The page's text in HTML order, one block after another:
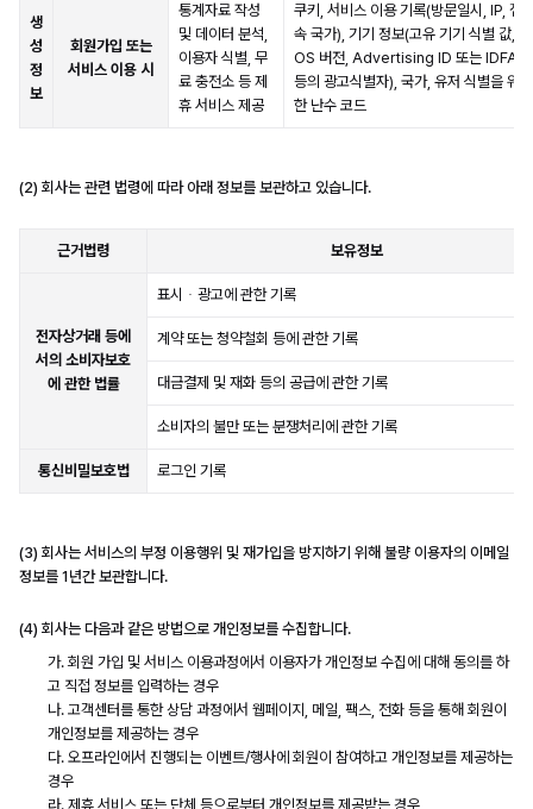
생
성
정
보
회원가입 또는
서비스 이용 시
통계자료 작성
및 데이터 분석,
이용자 식별, 무
료 충전소 등 제
휴 서비스 제공
쿠키, 서비스 이용 기록(방문일시, IP, 접
속 국가), 기기 정보(고유 기기 식별 값,
OS 버전, Advertising ID 또는 IDFA
등의 광고식별자), 국가, 유저 식별을 위
한 난수 코드
(2) 회사는 관련 법령에 따라 아래 정보를 보관하고 있습니다.
근거법령 보유정보
전자상거래 등에
서의 소비자보호
에 관한 법률
표시ᆞ광고에 관한 기록
계약 또는 청약철회 등에 관한 기록
대금결제 및 재화 등의 공급에 관한 기록
소비자의 불만 또는 분쟁처리에 관한 기록
통신비밀보호법 로그인 기록
(3) 회사는 서비스의 부정 이용행위 및 재가입을 방지하기 위해 불량 이용자의 이메일
정보를 1년간 보관합니다.
(4) 회사는 다음과 같은 방법으로 개인정보를 수집합니다.
가. 회원 가입 및 서비스 이용과정에서 이용자가 개인정보 수집에 대해 동의를 하
고 직접 정보를 입력하는 경우
나. 고객센터를 통한 상담 과정에서 웹페이지, 메일, 팩스, 전화 등을 통해 회원이
개인정보를 제공하는 경우
다. 오프라인에서 진행되는 이벤트/행사에 회원이 참여하고 개인정보를 제공하는
경우
라. 제휴 서비스 또는 단체 등으로부터 개인정보를 제공받는 경우